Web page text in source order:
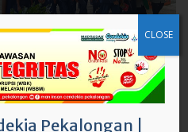
Pekalongan
CLOSE